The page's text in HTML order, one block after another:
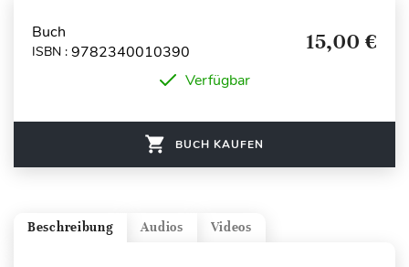
Buch
ISBN : 9782340010390 15,00 €
Verfügbar
BUCH KAUFEN
Videos
Audios
Beschreibung